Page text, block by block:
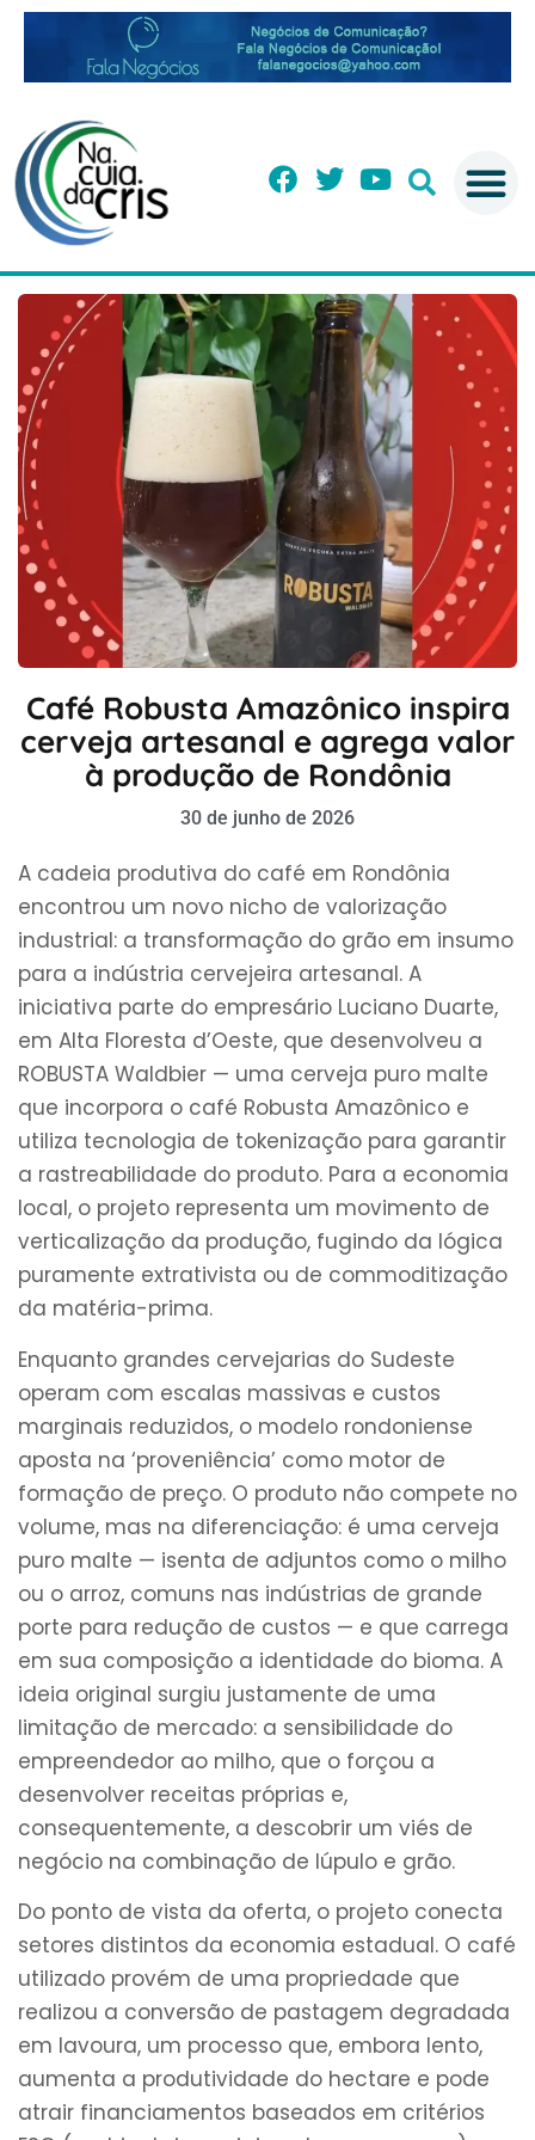
Café Robusta Amazônico inspira
cerveja artesanal e agrega valor
à produção de Rondônia
30 de junho de 2026
A cadeia produtiva do café em Rondônia
encontrou um novo nicho de valorização
industrial: a transformação do grão em insumo
para a indústria cervejeira artesanal. A
iniciativa parte do empresário Luciano Duarte,
em Alta Floresta d’Oeste, que desenvolveu a
ROBUSTA Waldbier — uma cerveja puro malte
que incorpora o café Robusta Amazônico e
utiliza tecnologia de tokenização para garantir
a rastreabilidade do produto. Para a economia
local, o projeto representa um movimento de
verticalização da produção, fugindo da lógica
puramente extrativista ou de commoditização
da matéria-prima.
Enquanto grandes cervejarias do Sudeste
operam com escalas massivas e custos
marginais reduzidos, o modelo rondoniense
aposta na ‘proveniência’ como motor de
formação de preço. O produto não compete no
volume, mas na diferenciação: é uma cerveja
puro malte — isenta de adjuntos como o milho
ou o arroz, comuns nas indústrias de grande
porte para redução de custos — e que carrega
em sua composição a identidade do bioma. A
ideia original surgiu justamente de uma
limitação de mercado: a sensibilidade do
empreendedor ao milho, que o forçou a
desenvolver receitas próprias e,
consequentemente, a descobrir um viés de
negócio na combinação de lúpulo e grão.
Do ponto de vista da oferta, o projeto conecta
setores distintos da economia estadual. O café
utilizado provém de uma propriedade que
realizou a conversão de pastagem degradada
em lavoura, um processo que, embora lento,
aumenta a produtividade do hectare e pode
atrair financiamentos baseados em critérios